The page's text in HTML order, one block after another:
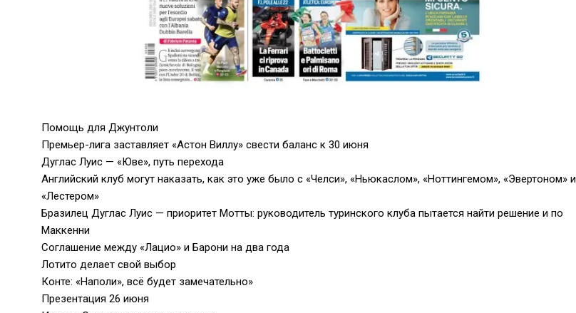
Помощь для Джунтоли
Премьер-лига заставляет «Астон Виллу» свести баланс к 30 июня
Дуглас Луис — «Юве», путь перехода
Английский клуб могут наказать, как это уже было с «Челси», «Ньюкаслом», «Ноттингемом», «Эвертоном» и
«Лестером»
Бразилец Дуглас Луис — приоритет Мотты: руководитель туринского клуба пытается найти решение и по
Маккенни
Соглашение между «Лацио» и Барони на два года
Лотито делает свой выбор
Конте: «Наполи», всё будет замечательно»
Презентация 26 июня